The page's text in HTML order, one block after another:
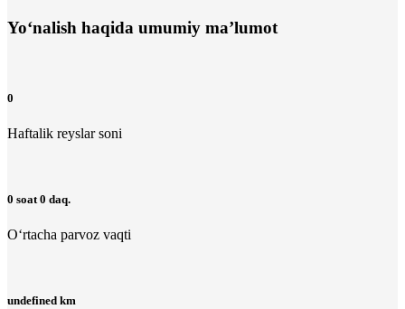
Yo‘nalish haqida umumiy ma’lumot
0
Haftalik reyslar soni
0 soat 0 daq.
O‘rtacha parvoz vaqti
undefined km